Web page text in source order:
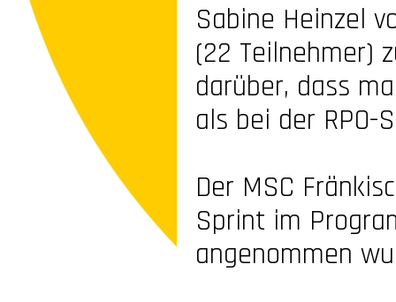
Sabine Heinzel
(22 Teilnehmer)
darüber, dass
als bei der RPO-
Der MSC
Sprint im
angenommen